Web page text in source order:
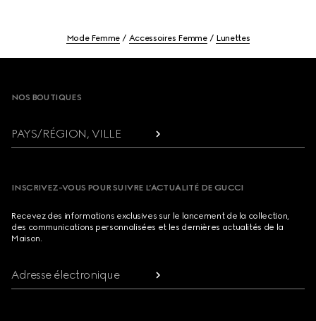
Mode Femme Accessoires Femme Lunettes
NOS BOUTIQUES
PAYS/RÉGION, VILLE
INSCRIVEZ-VOUS POUR SUIVRE L’ACTUALITÉ DE GUCCI
Recevez des informations exclusives sur le lancement de la collection,
des communications personnalisées et les dernières actualités de la
Maison.
Adresse électronique